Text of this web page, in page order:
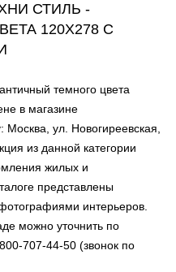
СТИЛЬ -
120Х278 С
темного цвета
в магазине
ул. Новогиреевская,
из данной категории
жилых и
представлены
интерьеров.
можно уточнить по
707-44-50 (звонок по